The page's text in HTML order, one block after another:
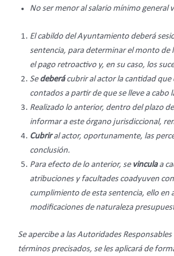
No ser menor al salario mínimo general
El cabildo del Ayuntamiento deberá
sentencia, para determinar el monto de
el pago retroactivo y, en su caso, los
Se deberá cubrir al actor la cantidad
contados a partir de que se lleve a cabo
Realizado lo anterior, dentro del plazo de
informar a este órgano jurisdiccional,
Cubriral actor, oportunamente, las
conclusión.
Para efecto de lo anterior, se vincula a
atribuciones y facultades coadyuven
cumplimiento de esta sentencia, ello
modificaciones de naturaleza
Se apercibe a las Autoridades
términos precisados, se les aplicará de